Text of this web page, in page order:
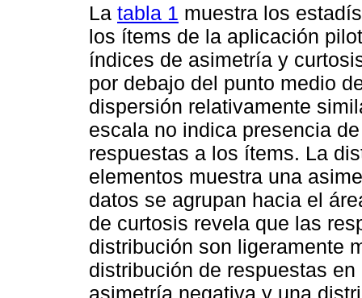
La tabla 1 muestra los
los ítems de la aplicación
índices de asimetría y
por debajo del punto medio
dispersión relativamente
escala no indica presencia
respuestas a los ítems. La
elementos muestra una
datos se agrupan hacia el
de curtosis revela que las
distribución son ligeramente
distribución de respuestas
asimetría negativa y una